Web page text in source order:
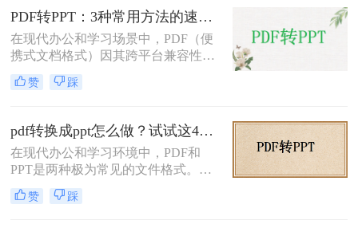
脑pdf如何转化为ppt呢？本文将详细
介绍五种将PDF转换成PPT的方法，
帮助您轻松应对各种需求。
PDF转PPT：3种常用方法的速度对比和适用文件类型！
在现代办公和学习场景中，PDF（便
携式文档格式）因其跨平台兼容性和
内容稳定性而广泛使用。然而，在某
些情况下，我们可能需要将PDF文件
以便于编辑、演示或分享。那么PDF
如何转ppt呢？本文将详细介绍几种常
用的PDF转PPT的方法。
赞 踩
pdf转换成ppt怎么做？试试这4个转换方法！
在现代办公和学习环境中，PDF和
PPT是两种极为常见的文件格式。
PDF文件因其出色的稳定性和兼容性
而被广泛用于文档分享和存储，而
赞 踩